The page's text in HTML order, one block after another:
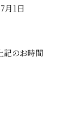
月1日
記のお時間